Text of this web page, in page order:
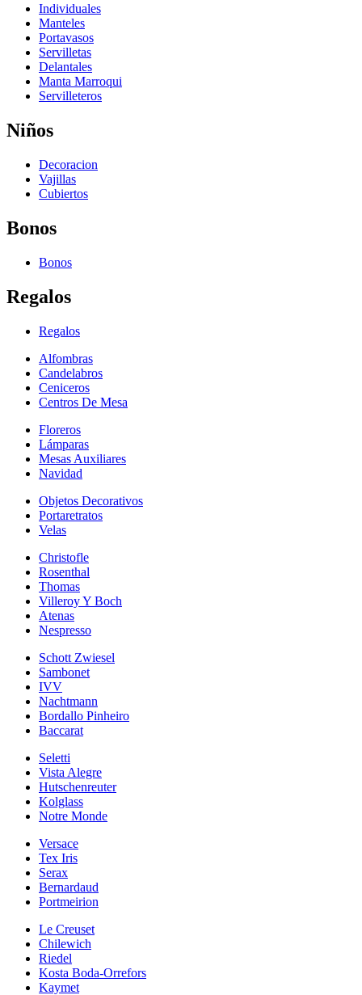
Individuales
Manteles
Portavasos
Servilletas
Delantales
Manta Marroqui
Servilleteros
Niños
Decoracion
Vajillas
Cubiertos
Bonos
Bonos
Regalos
Regalos
Alfombras
Candelabros
Ceniceros
Centros De Mesa
Floreros
Lámparas
Mesas Auxiliares
Navidad
Objetos Decorativos
Portaretratos
Velas
Christofle
Rosenthal
Thomas
Villeroy Y Boch
Atenas
Nespresso
Schott Zwiesel
Sambonet
IVV
Nachtmann
Bordallo Pinheiro
Baccarat
Seletti
Vista Alegre
Hutschenreuter
Kolglass
Notre Monde
Versace
Tex Iris
Serax
Bernardaud
Portmeirion
Le Creuset
Chilewich
Riedel
Kosta Boda-Orrefors
Kaymet